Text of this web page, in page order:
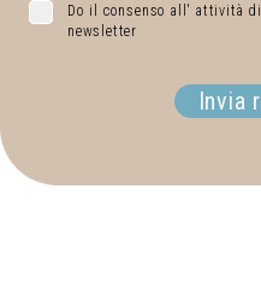
Do il consenso all' attività
newsletter
Invia